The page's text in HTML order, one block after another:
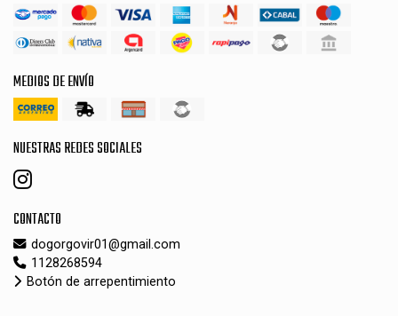
MEDIOS DE ENVÍO
NUESTRAS REDES SOCIALES
CONTACTO
dogorgovir01@gmail.com
1128268594
Botón de arrepentimiento